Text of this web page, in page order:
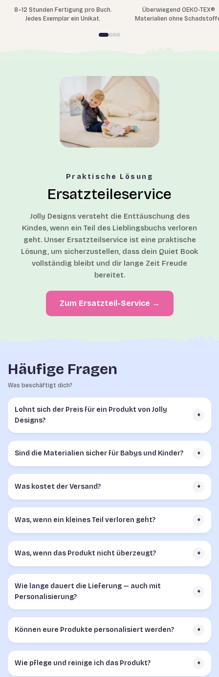
8–12 Stunden Fertigung pro Buch.
Jedes Exemplar ein Unikat.
Überwiegend OEKO-TEX®
Materialien ohne
Praktische Lösung
Ersatzteileservice
Jolly Designs versteht die Enttäuschung des
Kindes, wenn ein Teil des Lieblingsbuchs verloren
geht. Unser Ersatzteilservice ist eine praktische
Lösung, um sicherzustellen, dass dein Quiet Book
vollständig bleibt und dir lange Zeit Freude
bereitet.
Zum Ersatzteil-Service →
Häufige Fragen
Was beschäftigt dich?
Lohnt sich der Preis für ein Produkt von Jolly
Designs?
+
Sind die Materialien sicher für Babys und Kinder? +
Was kostet der Versand? +
Was, wenn ein kleines Teil verloren geht? +
Was, wenn das Produkt nicht überzeugt? +
Wie lange dauert die Lieferung — auch mit
Personalisierung?
+
Können eure Produkte personalisiert werden? +
Wie pflege und reinige ich das Produkt? +